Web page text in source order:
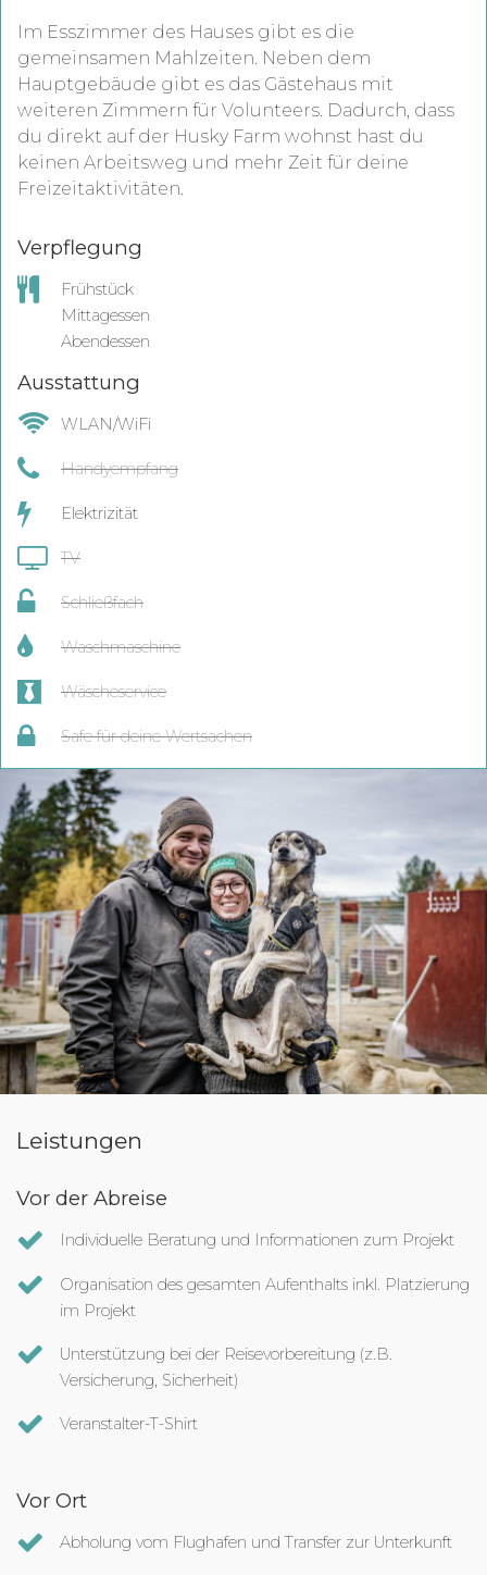
Im Esszimmer des Hauses gibt es die
gemeinsamen Mahlzeiten. Neben dem
Hauptgebäude gibt es das Gästehaus mit
weiteren Zimmern für Volunteers. Dadurch, dass
du direkt auf der Husky Farm wohnst hast du
keinen Arbeitsweg und mehr Zeit für deine
Freizeitaktivitäten.
Verpflegung
Frühstück
Mittagessen
Abendessen
Ausstattung
WLAN/WiFi
Handyempfang
Elektrizität
TV
Schließfach
Waschmaschine
Wäscheservice
Safe für deine Wertsachen
Leistungen
Vor der Abreise
Individuelle Beratung und Informationen zum Projekt
Organisation des gesamten Aufenthalts inkl. Platzierung
im Projekt
Unterstützung bei der Reisevorbereitung (z.B.
Versicherung, Sicherheit)
Veranstalter-T-Shirt
Vor Ort
Abholung vom Flughafen und Transfer zur Unterkunft